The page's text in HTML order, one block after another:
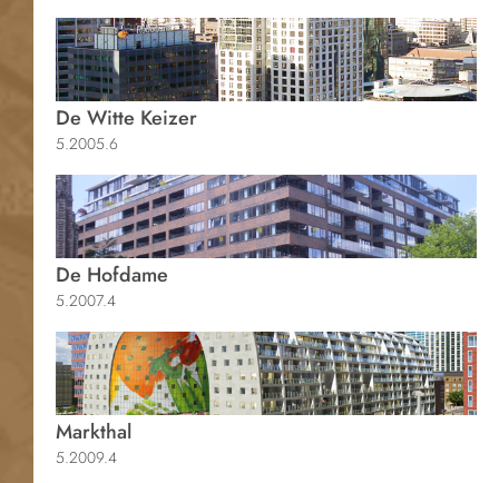
De Witte Keizer
5.2005.6
De Hofdame
5.2007.4
Markthal
5.2009.4